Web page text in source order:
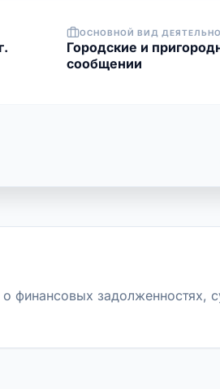
ОСНОВНОЙ ВИД
Городские и
сообщении
финансовых задолженностях,